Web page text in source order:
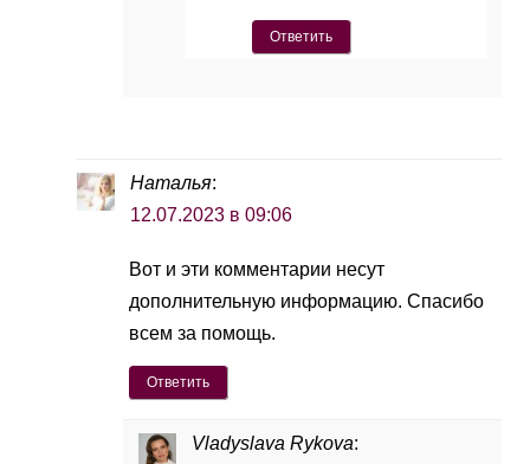
Ответить
Наталья:
12.07.2023 в 09:06
Вот и эти комментарии несут
дополнительную информацию. Спасибо
всем за помощь.
Ответить
Vladyslava Rykova: